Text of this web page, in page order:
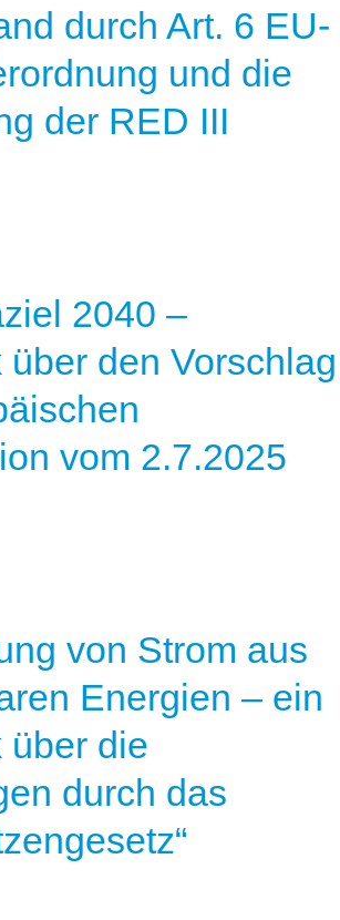
durch Art. 6 EU-
und die
der RED III
2040 –
über den Vorschlag
vom 2.7.2025
von Strom aus
Energien – ein
über die
durch das